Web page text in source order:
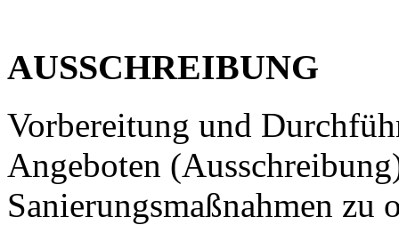
AUSSCHREIBUNG
Vorbereitung und
Angeboten
Sanierungsmaßnahmen